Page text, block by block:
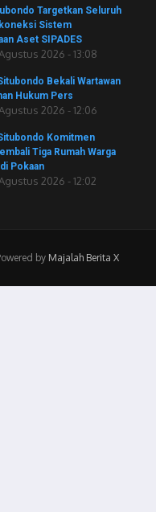
Targetkan Seluruh
Sistem
Aset SIPADES
2026 - 13:08
Bekali Wartawan
Hukum Pers
2026 - 12:06
Komitmen
Tiga Rumah Warga
Pokaan
2026 - 12:02
by Majalah Berita X